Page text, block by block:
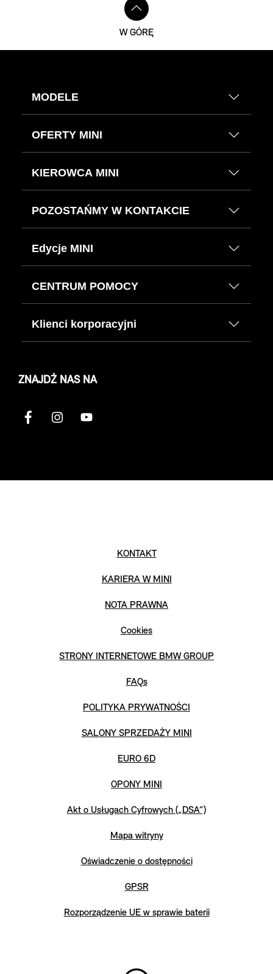
W GÓRĘ
MODELE
OFERTY MINI
KIEROWCA MINI
POZOSTAŃMY W KONTAKCIE
Edycje MINI
CENTRUM POMOCY
Klienci korporacyjni
ZNAJDŹ NAS NA
KONTAKT
KARIERA W MINI
NOTA PRAWNA
Cookies
STRONY INTERNETOWE BMW GROUP
FAQs
POLITYKA PRYWATNOŚCI
SALONY SPRZEDAŻY MINI
EURO 6D
OPONY MINI
Akt o Usługach Cyfrowych („DSA”)
Mapa witryny
Oświadczenie o dostępności
GPSR
Rozporządzenie UE w sprawie baterii